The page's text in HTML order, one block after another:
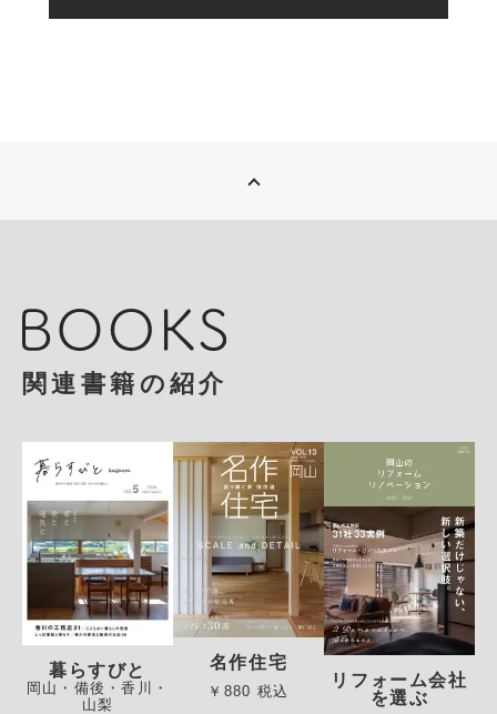
関連書籍の紹介
暮らすびと
岡山・備後・香川・
山梨
名作住宅
￥880 税込
リフォーム会社
を選ぶ